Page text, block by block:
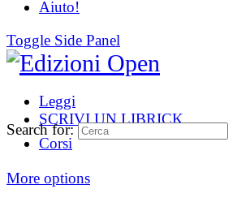
Aiuto!
Toggle Side Panel
Leggi
SCRIVI UN LIBRICK
Corsi
More options
Search for: